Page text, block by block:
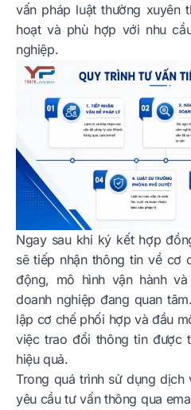
vấn pháp luật thường xuyên
hoạt và phù hợp với nhu
nghiệp.
Ngay sau khi ký kết hợp
sẽ tiếp nhận thông tin về cơ
động, mô hình vận hành
doanh nghiệp đang quan
lập cơ chế phối hợp và đầu
việc trao đổi thông tin được
hiệu quả.
Trong quá trình sử dụng
yêu cầu tư vấn thông qua